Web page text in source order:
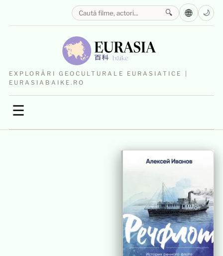
EXPLORĂRI GEOCULTURALE EURASIATICE |
EURASIABAIKE.RO
☰
🔍 🌐 🌙